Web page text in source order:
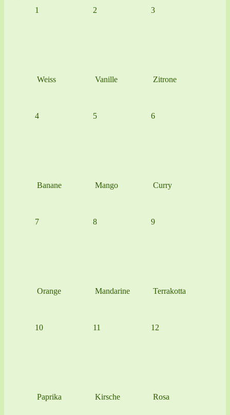
1
Weiss
2
Vanille
3
Zitrone
4
Banane
5
Mango
6
Curry
7
Orange
8
Mandarine
9
Terrakotta
10
Paprika
11
Kirsche
12
Rosa